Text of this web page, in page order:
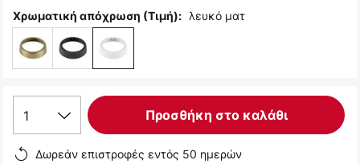
Χρωματική απόχρωση (Τιμή): λευκό ματ
1 Προσθήκη στο καλάθι
Δωρεάν επιστροφές εντός 50 ημερών